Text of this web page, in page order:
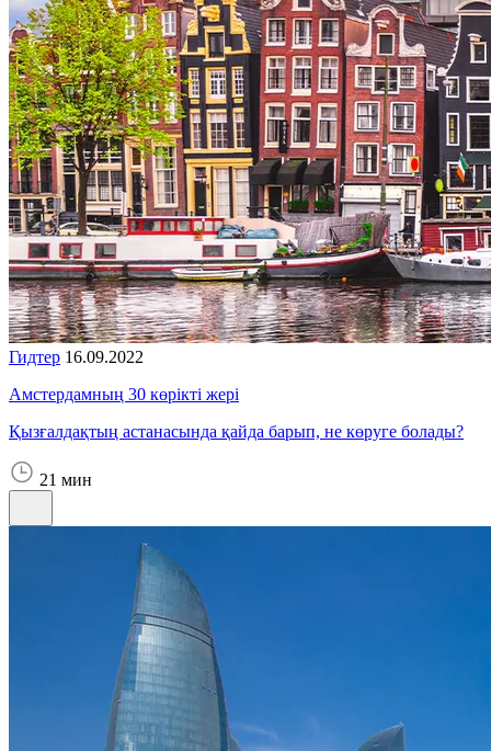
Гидтер 16.09.2022
Амстердамның 30 көрікті жері
Қызғалдақтың астанасында қайда барып, не көруге болады?
21 мин